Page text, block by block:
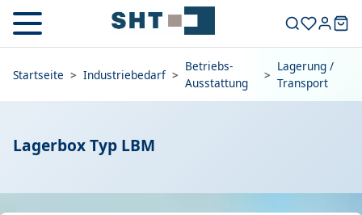
Startseite > Industriebedarf >
Betriebs-
Ausstattung
>
Lagerung /
Transport
Lagerbox Typ LBM